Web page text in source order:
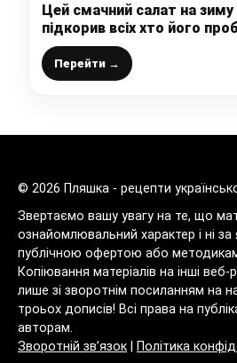
Цей смачний салат на зиму
підкорив всіх хто його
швидкий рецепт
Перейти →
© 2026 Пляшка - рецепти
Звертаємо вашу увагу на те, що
ознайомлювальний характер і ні
публічною офертою або
Копіювання матеріалів на інші
лише зі зворотнім посиланням на
троьох дописів! Всі права на
авторам.
Зворотній зв’язок
Політика